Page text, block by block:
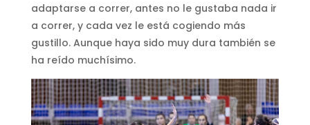
adaptarse a correr, antes no le gustaba nada ir
a correr, y cada vez le está cogiendo más
gustillo. Aunque haya sido muy dura también se
ha reído muchísimo.